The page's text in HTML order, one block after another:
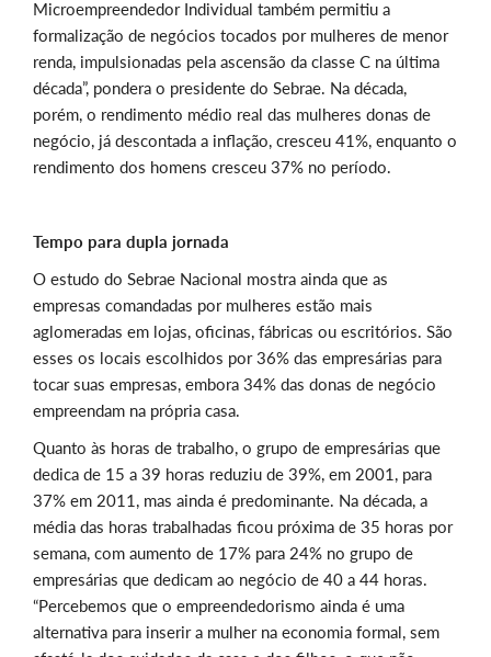
Microempreendedor Individual também permitiu a
formalização de negócios tocados por mulheres de menor
renda, impulsionadas pela ascensão da classe C na última
década”, pondera o presidente do Sebrae. Na década,
porém, o rendimento médio real das mulheres donas de
negócio, já descontada a inflação, cresceu 41%, enquanto o
rendimento dos homens cresceu 37% no período.
Tempo para dupla jornada
O estudo do Sebrae Nacional mostra ainda que as
empresas comandadas por mulheres estão mais
aglomeradas em lojas, oficinas, fábricas ou escritórios. São
esses os locais escolhidos por 36% das empresárias para
tocar suas empresas, embora 34% das donas de negócio
empreendam na própria casa.
Quanto às horas de trabalho, o grupo de empresárias que
dedica de 15 a 39 horas reduziu de 39%, em 2001, para
37% em 2011, mas ainda é predominante. Na década, a
média das horas trabalhadas ficou próxima de 35 horas por
semana, com aumento de 17% para 24% no grupo de
empresárias que dedicam ao negócio de 40 a 44 horas.
“Percebemos que o empreendedorismo ainda é uma
alternativa para inserir a mulher na economia formal, sem